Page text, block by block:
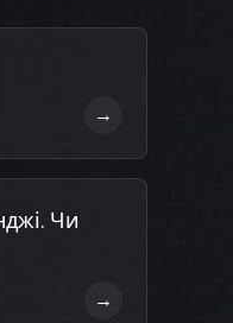
→
Чи
→